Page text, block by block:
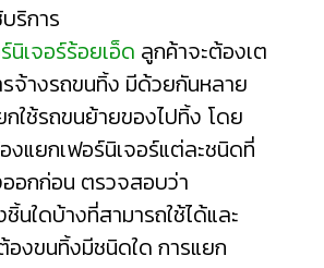
ริการ
นิเจอร์ร้อยเอ็ด ลูกค้าจะต้องเต
จ้างรถขนทิ้ง มีด้วยกันหลาย
กใช้รถขนย้ายของไปทิ้ง โดย
งแยกเฟอร์นิเจอร์แต่ละชนิดที่
อกก่อน ตรวจสอบว่า
นใดบ้างที่สามารถใช้ได้และ
องขนทิ้งมีชนิดใด การแยก